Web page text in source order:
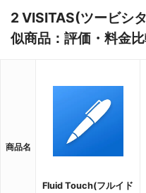
2 VISITAS(ツービシ
似商品：評価・料金
商品名
Fluid Touch(フルイド